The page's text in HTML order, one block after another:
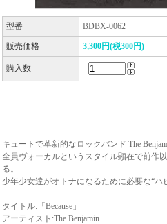
型番 BDBX-0062
販売価格 3,300円(税300円)
購入数
キュートで革新的なロックバンド The
全員ヴォーカルというスタイル顕在で前作
る。
少年少女達がオトナになるために必要な“ハ
タイトル:「Because」
アーティスト:The Benjamin